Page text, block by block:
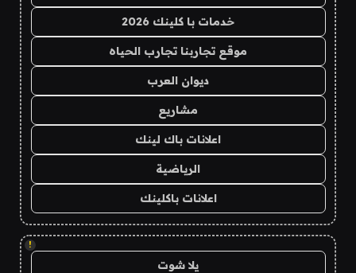
خدمات با كلينك 2026
موقع تجاربنا تجارب الحياه
ديوان العرب
مشاريع
اعلانات باك لينك
الرياضية
اعلانات باكلينك
!
يلا شوت